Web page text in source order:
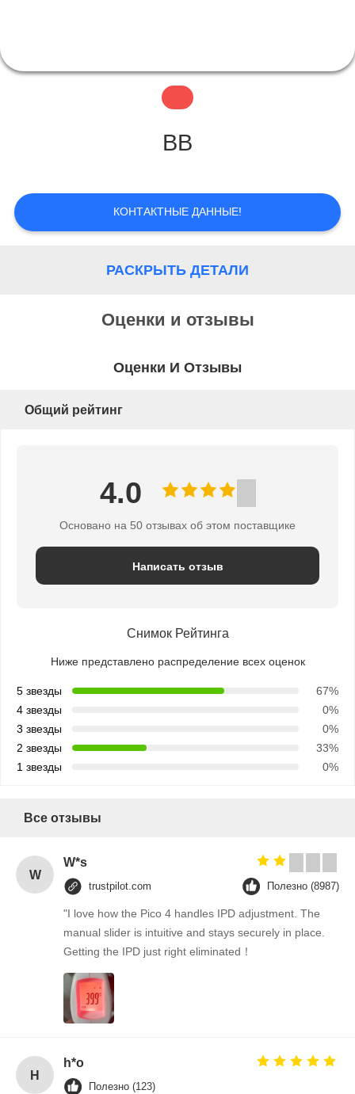
КОНТРОЛЬ
ДАННЫЕ
ОТПРАВИТЬ
САЙТА
BB
КОНТАКТНЫЕ ДАННЫЕ!
РАСКРЫТЬ ДЕТАЛИ
Оценки и отзывы
Оценки И Отзывы
Общий рейтинг
4.0
Основано на 50 отзывах об этом поставщике
Написать отзыв
Снимок Рейтинга
Ниже представлено распределение всех оценок
5 звезды
67%
4 звезды
0%
3 звезды
0%
2 звезды
33%
1 звезды
0%
Все отзывы
W
W*s
trustpilot.com Полезно (8987)
"I love how the Pico 4 handles IPD adjustment. The
manual slider is intuitive and stays securely in place.
Getting the IPD just right eliminated！
H
h*o
Полезно (123)